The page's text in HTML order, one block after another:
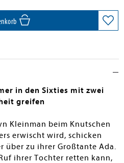
in den Sixties mit zwei
greifen
Kleinman beim Knutschen
erwischt wird, schicken
über zu ihrer Großtante Ada.
ihrer Tochter retten kann,